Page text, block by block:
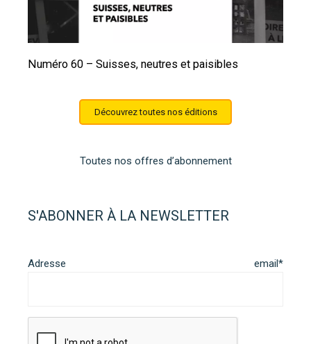
Numéro 60 – Suisses, neutres et paisibles
Découvrez toutes nos éditions
Toutes nos offres d’abonnement
S'ABONNER À LA NEWSLETTER
Adresse email*